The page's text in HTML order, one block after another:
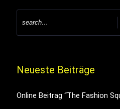
Neueste Beiträge
Online Beitrag “The Fashion